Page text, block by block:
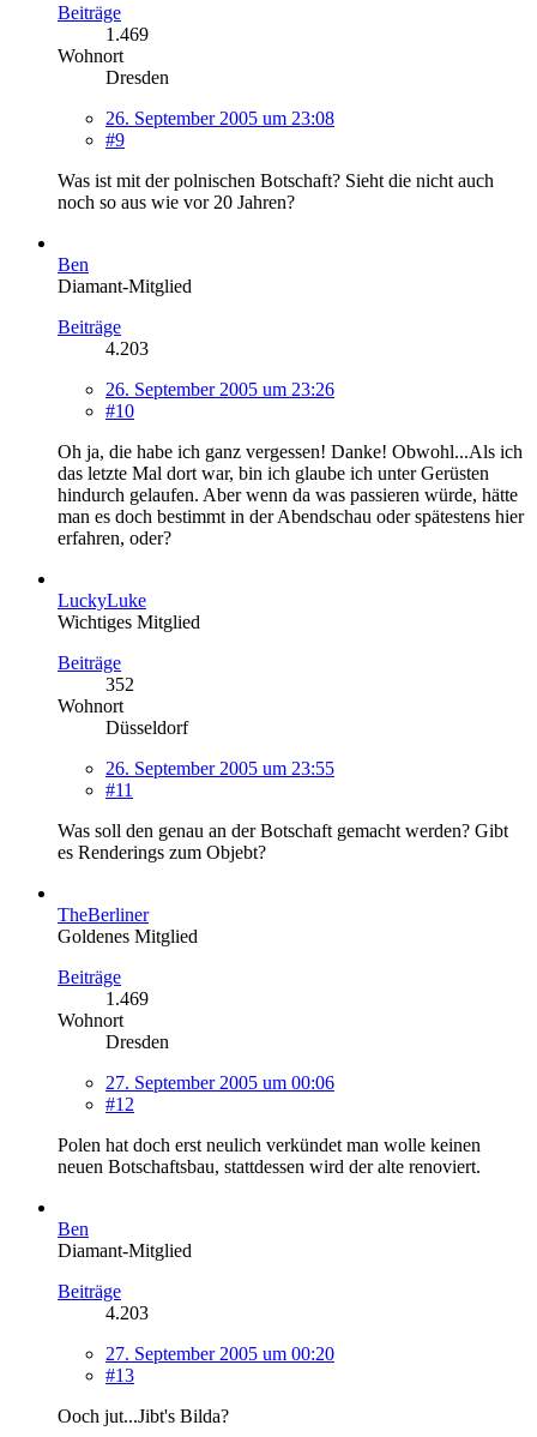
Beiträge
1.469
Wohnort
Dresden
26. September 2005 um 23:08
#9
Was ist mit der polnischen Botschaft? Sieht die nicht auch
noch so aus wie vor 20 Jahren?
Ben
Diamant-Mitglied
Beiträge
4.203
26. September 2005 um 23:26
#10
Oh ja, die habe ich ganz vergessen! Danke! Obwohl...Als ich
das letzte Mal dort war, bin ich glaube ich unter Gerüsten
hindurch gelaufen. Aber wenn da was passieren würde, hätte
man es doch bestimmt in der Abendschau oder spätestens hier
erfahren, oder?
LuckyLuke
Wichtiges Mitglied
Beiträge
352
Wohnort
Düsseldorf
26. September 2005 um 23:55
#11
Was soll den genau an der Botschaft gemacht werden? Gibt
es Renderings zum Objebt?
TheBerliner
Goldenes Mitglied
Beiträge
1.469
Wohnort
Dresden
27. September 2005 um 00:06
#12
Polen hat doch erst neulich verkündet man wolle keinen
neuen Botschaftsbau, stattdessen wird der alte renoviert.
Ben
Diamant-Mitglied
Beiträge
4.203
27. September 2005 um 00:20
#13
Ooch jut...Jibt's Bilda?